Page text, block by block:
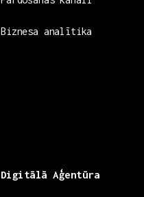
Biznesa analītika
Digitālā Aģentūra